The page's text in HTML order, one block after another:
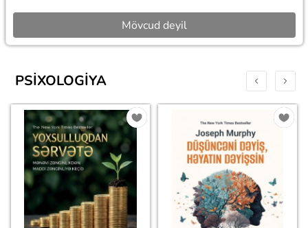
Mövcud deyil
PSIXOLOGIYA